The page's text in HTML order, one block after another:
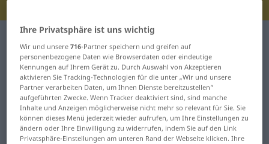
Deutsch-Spanisch Übersetzung für
"Beurlaubung"
"Beurlaubung" Spanisch
Übersetzung
Ihre Privatsphäre ist uns wichtig
Wir und unsere716-Partner speichern und greifen auf
personenbezogene Daten wie Browserdaten oder eindeutige
Kennungen auf Ihrem Gerät zu. Durch Auswahl von Akzeptieren
aktivieren Sie Tracking-Technologien für die unter „Wir und unsere
Partner verarbeiten Daten, um Ihnen Dienste bereitzustellen“
aufgeführten Zwecke. Wenn Tracker deaktiviert sind, sind manche
Inhalte und Anzeigen möglicherweise nicht mehr so relevant für Sie. Sie
können dieses Menü jederzeit wieder aufrufen, um Ihre Einstellungen zu
ändern oder Ihre Einwilligung zu widerrufen, indem Sie auf den Link
Privatsphäre-Einstellungen am unteren Rand der Webseite klicken. Ihre